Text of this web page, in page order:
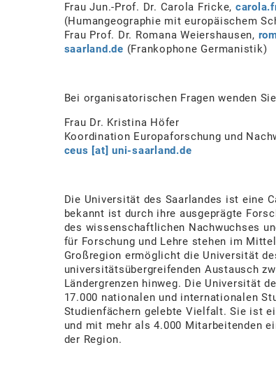
Frau Jun.-Prof. Dr. Carola Fricke,
(Humangeographie mit europäischem
Frau Prof. Dr. Romana Weiershausen,
saarland.de (Frankophone Germanistik)
Bei organisatorischen Fragen wenden
Frau Dr. Kristina Höfer
Koordination Europaforschung und
ceus [at] uni-saarland.de
Die Universität des Saarlandes ist eine
bekannt ist durch ihre ausgeprägte
des wissenschaftlichen Nachwuchses
für Forschung und Lehre stehen im
Großregion ermöglicht die Universität
universitätsübergreifenden Austausch
Ländergrenzen hinweg. Die Universität
17.000 nationalen und internationalen
Studienfächern gelebte Vielfalt. Sie ist
und mit mehr als 4.000 Mitarbeitenden
der Region.